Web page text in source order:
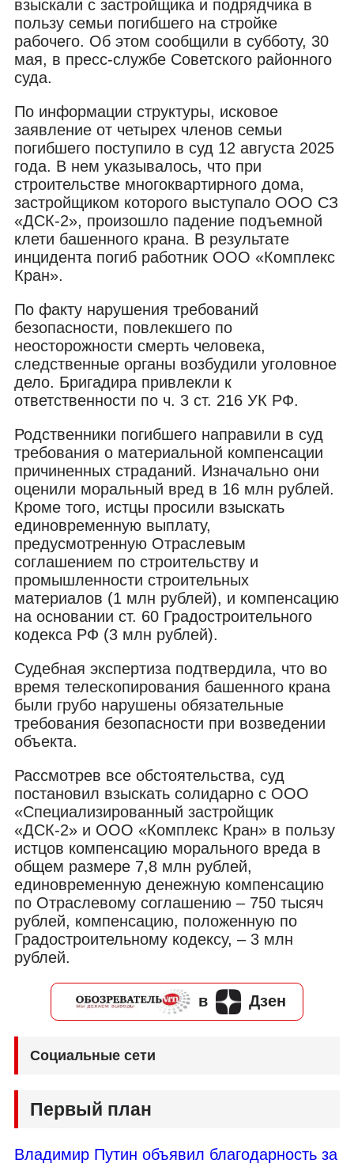
взыскали с застройщика и подрядчика в
пользу семьи погибшего на стройке
рабочего. Об этом сообщили в субботу, 30
мая, в пресс-службе Советского районного
суда.
По информации структуры, исковое
заявление от четырех членов семьи
погибшего поступило в суд 12 августа 2025
года. В нем указывалось, что при
строительстве многоквартирного дома,
застройщиком которого выступало ООО СЗ
«ДСК-2», произошло падение подъемной
клети башенного крана. В результате
инцидента погиб работник ООО «Комплекс
Кран».
По факту нарушения требований
безопасности, повлекшего по
неосторожности смерть человека,
следственные органы возбудили уголовное
дело. Бригадира привлекли к
ответственности по ч. 3 ст. 216 УК РФ.
Родственники погибшего направили в суд
требования о материальной компенсации
причиненных страданий. Изначально они
оценили моральный вред в 16 млн рублей.
Кроме того, истцы просили взыскать
единовременную выплату,
предусмотренную Отраслевым
соглашением по строительству и
промышленности строительных
материалов (1 млн рублей), и компенсацию
на основании ст. 60 Градостроительного
кодекса РФ (3 млн рублей).
Судебная экспертиза подтвердила, что во
время телескопирования башенного крана
были грубо нарушены обязательные
требования безопасности при возведении
объекта.
Рассмотрев все обстоятельства, суд
постановил взыскать солидарно с ООО
«Специализированный застройщик
«ДСК-2» и ООО «Комплекс Кран» в пользу
истцов компенсацию морального вреда в
общем размере 7,8 млн рублей,
единовременную денежную компенсацию
по Отраслевому соглашению – 750 тысяч
рублей, компенсацию, положенную по
Градостроительному кодексу, – 3 млн
рублей.
в Дзен
Социальные сети
Первый план
Владимир Путин объявил благодарность за